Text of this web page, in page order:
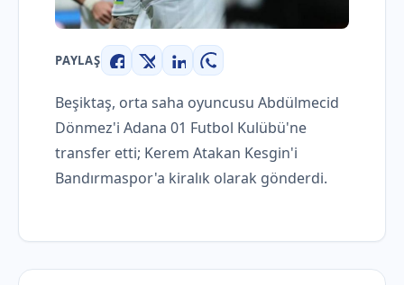
PAYLAŞ
Facebook
X LinkedInWhatsApp
Beşiktaş, orta saha oyuncusu Abdülmecid
Dönmez'i Adana 01 Futbol Kulübü'ne
transfer etti; Kerem Atakan Kesgin'i
Bandırmaspor'a kiralık olarak gönderdi.